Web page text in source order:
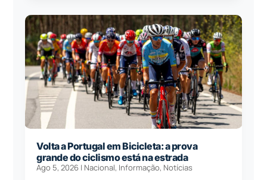
Volta a Portugal em Bicicleta: a prova
grande do ciclismo está na estrada
Ago 5, 2026 | Nacional, Informação, Notícias